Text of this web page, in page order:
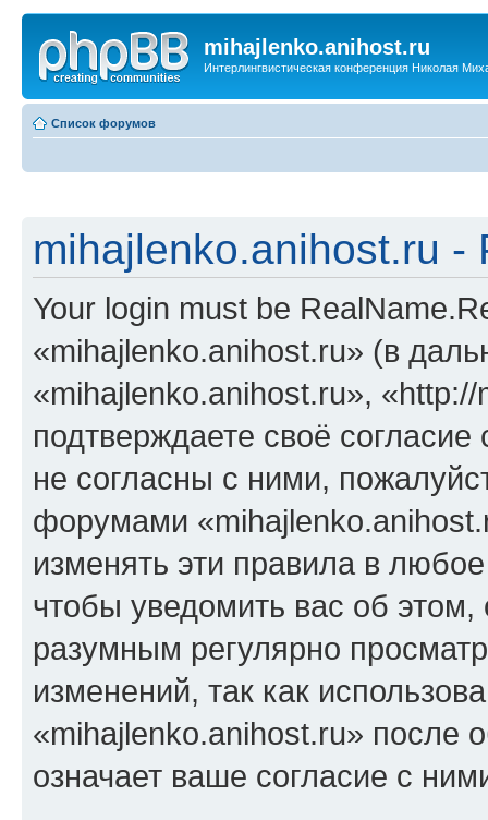
mihajlenko.anihost.ru
Интерлингвистическая конференция Николая
Список форумов
mihajlenko.anihost.ru -
Your login must be
«mihajlenko.anihost.ru» (в
«mihajlenko.anihost.ru»,
подтверждаете своё
не согласны с ними,
форумами
изменять эти правила в
чтобы уведомить вас об
разумным регулярно
изменений, так как
«mihajlenko.anihost.ru» после
означает ваше согласие с